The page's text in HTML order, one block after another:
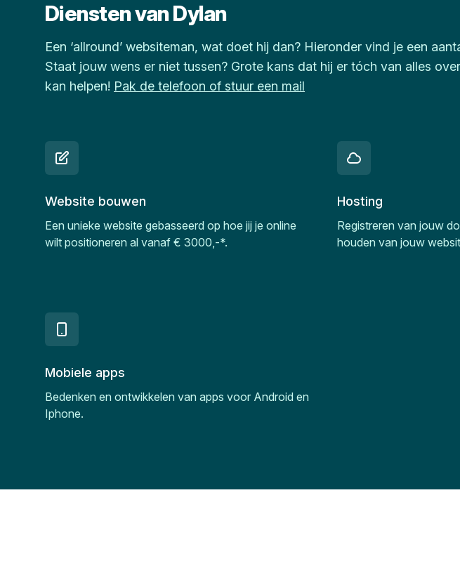
Diensten van Dylan
Een ‘allround’ websiteman, wat doet hij dan? Hieronder vind je een
Staat jouw wens er niet tussen? Grote kans dat hij er tóch van alles
kan helpen! Pak de telefoon of stuur een mail
Website bouwen
Een unieke website gebasseerd op hoe jij je online
wilt positioneren al vanaf € 3000,-*.
Hosting
Registreren van jouw
houden van jouw
Mobiele apps
Bedenken en ontwikkelen van apps voor Android en
Iphone.